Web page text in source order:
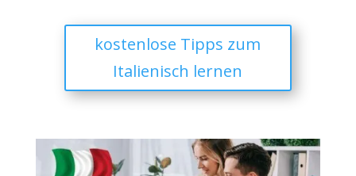
kostenlose Tipps zum
Italienisch lernen